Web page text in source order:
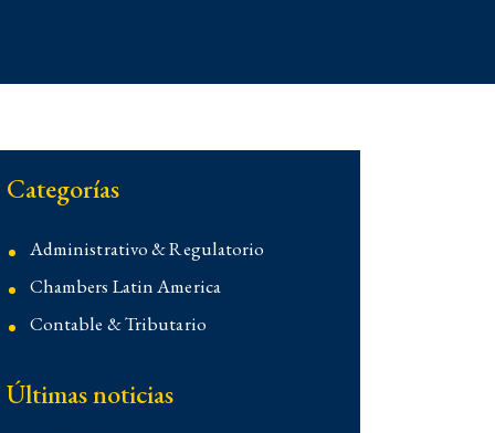
Categorías
Administrativo & Regulatorio
Chambers Latin America
Contable & Tributario
Corporativo
Últimas noticias